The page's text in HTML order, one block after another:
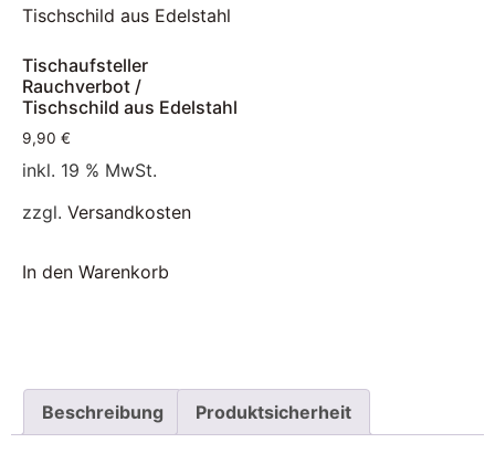
Tischaufsteller
Rauchverbot /
Tischschild aus Edelstahl
9,90 €
inkl. 19 % MwSt.
zzgl. Versandkosten
In den Warenkorb
Beschreibung Produktsicherheit